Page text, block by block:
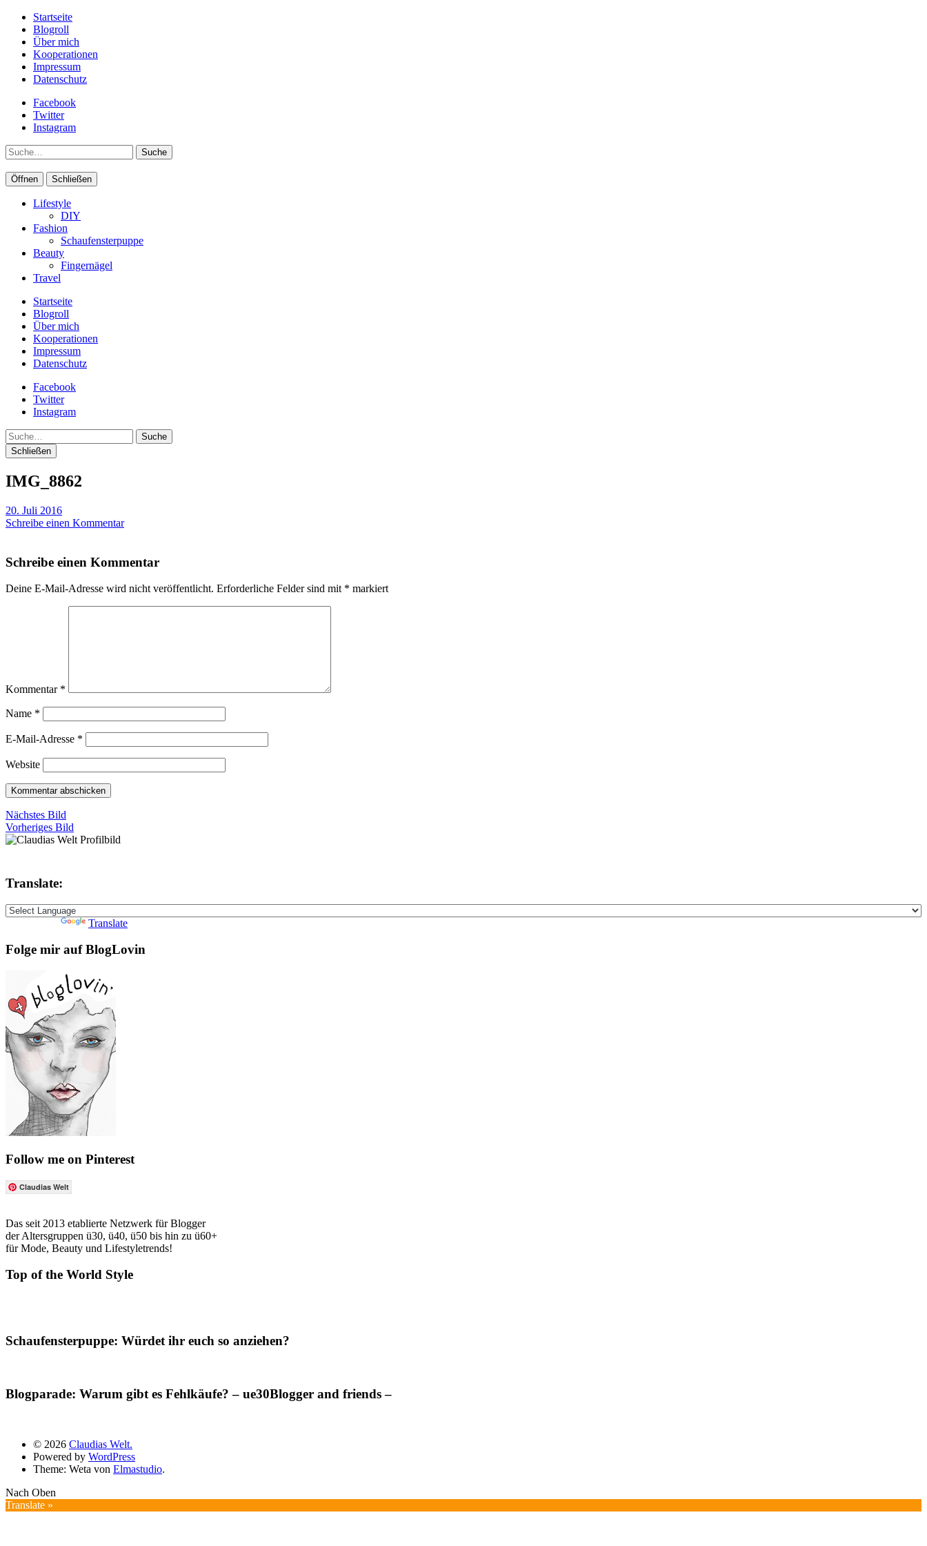
Startseite
Blogroll
Über mich
Kooperationen
Impressum
Datenschutz
Facebook
Twitter
Instagram
Suche
Öffnen Schließen
Lifestyle
DIY
Fashion
Schaufensterpuppe
Beauty
Fingernägel
Travel
Startseite
Blogroll
Über mich
Kooperationen
Impressum
Datenschutz
Facebook
Twitter
Instagram
Suche
Schließen
IMG_8862
20. Juli 2016
Schreibe einen Kommentar
Schreibe einen Kommentar
Deine E-Mail-Adresse wird nicht veröffentlicht. Erforderliche Felder sind mit * markiert
Kommentar *
Name *
E-Mail-Adresse *
Website
Nächstes Bild
Vorheriges Bild
Translate:
Translate
Folge mir auf BlogLovin
Follow me on Pinterest
Claudias Welt
Das seit 2013 etablierte Netzwerk für Blogger
der Altersgruppen ü30, ü40, ü50 bis hin zu ü60+
für Mode, Beauty und Lifestyletrends!
Top of the World Style
Schaufensterpuppe: Würdet ihr euch so anziehen?
Blogparade: Warum gibt es Fehlkäufe? – ue30Blogger and friends –
© 2026 Claudias Welt.
Powered by WordPress
Theme: Weta von Elmastudio.
Nach Oben
Translate »